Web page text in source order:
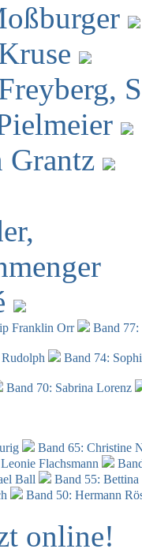
Franklin Orr
Band
Band 74:
Band 70: Sabrina Lorenz
Band 65: Christine
Leonie Flachsmann
Ball
Band 55:
Band 50: Hermann
online!